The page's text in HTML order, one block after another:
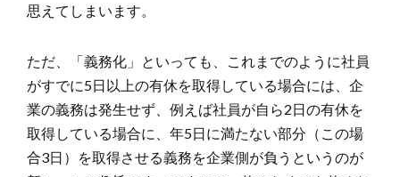
思えてしまいます。
ただ、「義務化」といっても、これまでのように社員
がすでに5日以上の有休を取得している場合には、企
業の義務は発生せず、例えば社員が自ら2日の有休を
取得している場合に、年5日に満たない部分（この場
合3日）を取得させる義務を企業側が負うというのが